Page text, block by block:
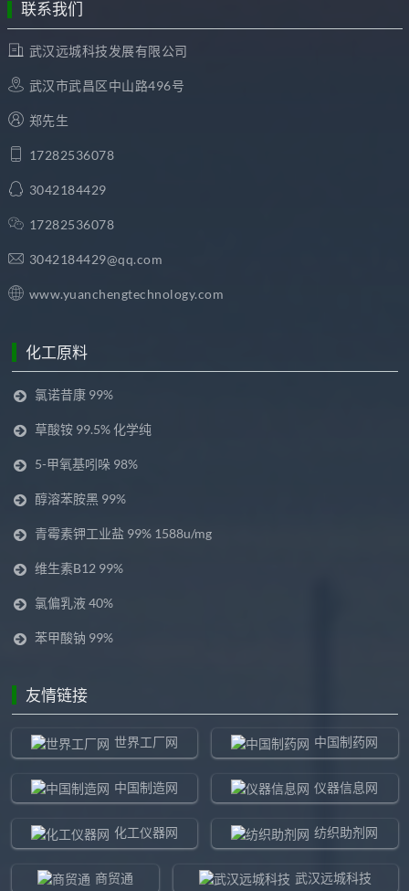
联系我们
武汉远城科技发展有限公司
武汉市武昌区中山路496号
郑先生
17282536078
3042184429
17282536078
3042184429@qq.com
www.yuanchengtechnology.com
化工原料
氯诺昔康 99%
草酸铵 99.5% 化学纯
5-甲氧基吲哚 98%
醇溶苯胺黑 99%
青霉素钾工业盐 99% 1588u/mg
维生素B12 99%
氯偏乳液 40%
苯甲酸钠 99%
友情链接
世界工厂网 中国制药网
中国制造网 仪器信息网
化工仪器网 纺织助剂网
商贸通 武汉远城科技